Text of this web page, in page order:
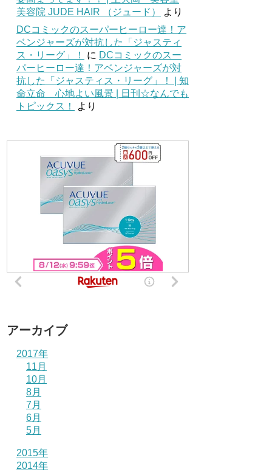
美容院 JUDE HAIR （ジュード）
より
DCコミックのスーパーヒーロー達！ア
ベンジャーズが対抗した「ジャスティ
ス・リーグ」！
に DCコミックのスー
パーヒーロー達！アベンジャーズが対
抗した「ジャスティス・リーグ」！ | 知
命立命 心地よい風景 | 日刊☆なんでも
トピックス！
より
アーカイブ
2017年
11月
10月
8月
7月
6月
5月
2015年
2014年